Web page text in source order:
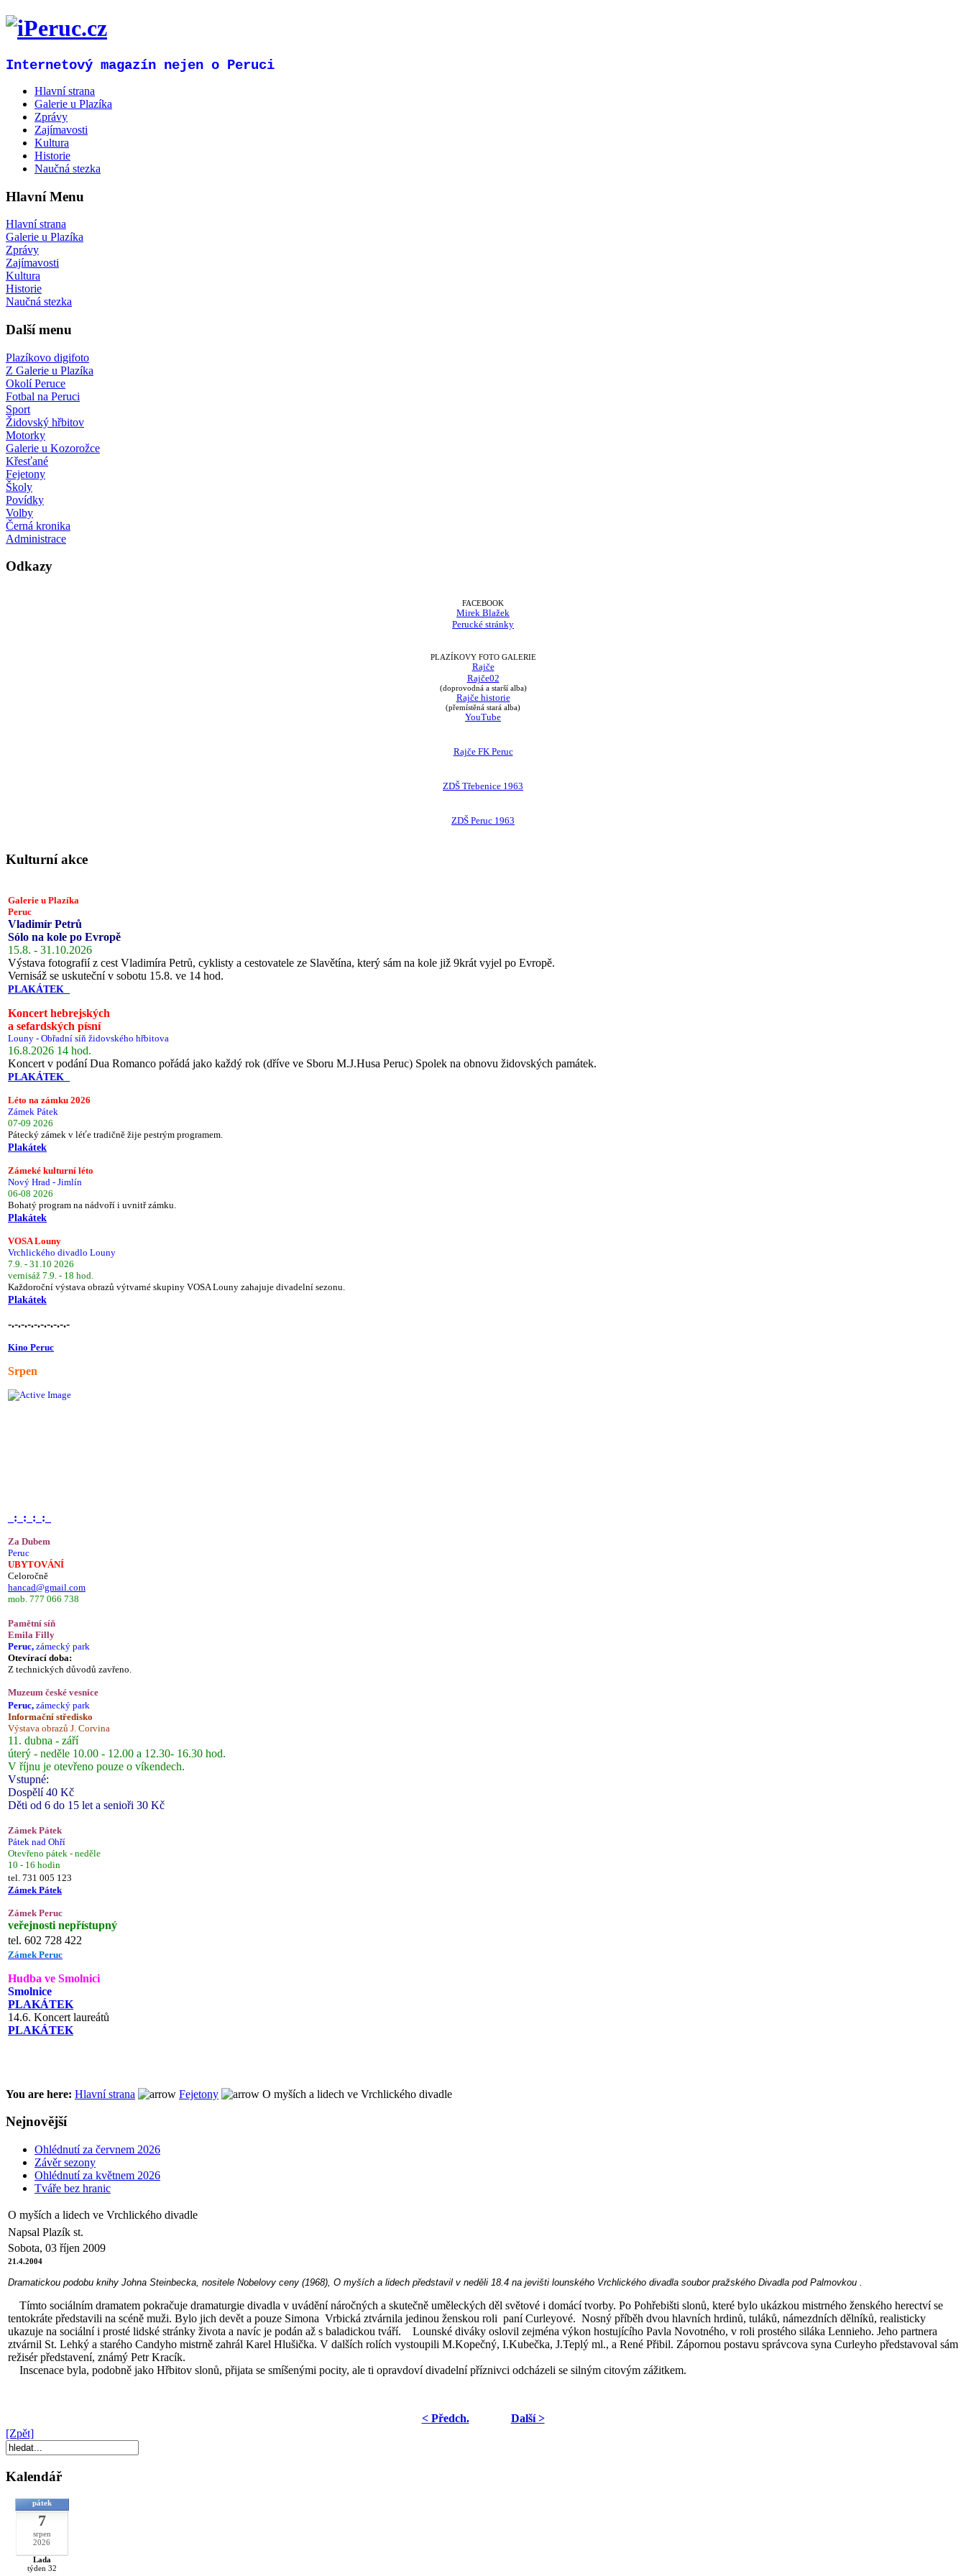
Internetový magazín nejen o Peruci
Hlavní strana
Galerie u Plazíka
Zprávy
Zajímavosti
Kultura
Historie
Naučná stezka
Hlavní Menu
Hlavní strana
Galerie u Plazíka
Zprávy
Zajímavosti
Kultura
Historie
Naučná stezka
Další menu
Plazíkovo digifoto
Z Galerie u Plazíka
Okolí Peruce
Fotbal na Peruci
Sport
Židovský hřbitov
Motorky
Galerie u Kozorožce
Křesťané
Fejetony
Školy
Povídky
Volby
Černá kronika
Administrace
Odkazy
FACEBOOK
Mirek Blažek
Perucké stránky
PLAZÍKOVY FOTO GALERIE
Rajče
Rajče02
(doprovodná a starší alba)
Rajče historie
(přemístěná stará alba)
YouTube
Rajče FK Peruc
ZDŠ Třebenice 1963
ZDŠ Peruc 1963
Kulturní akce
Galerie u Plazíka
Peruc
Vladimír Petrů
Sólo na kole po Evropě
15.8. - 31.10.2026
Výstava fotografií z cest Vladimíra Petrů, cyklisty a cestovatele ze Slavětína, který sám na kole již 9krát vyjel po Evropě.
Vernisáž se uskuteční v sobotu 15.8. ve 14 hod.
PLAKÁTEK
Koncert hebrejských
a sefardských písní
Louny - Obřadní síň židovského hřbitova
16.8.2026 14 hod.
Koncert v podání Dua Romanco pořádá jako každý rok (dříve ve Sboru M.J.Husa Peruc) Spolek na obnovu židovských památek.
PLAKÁTEK
Léto na zámku 2026
Zámek Pátek
07-09 2026
Pátecký zámek v léťe tradičně žije pestrým programem.
Plakátek
Zámeké kulturní léto
Nový Hrad - Jimlín
06-08 2026
Bohatý program na nádvoří i uvnitř zámku.
Plakátek
VOSA Louny
Vrchlického divadlo Louny
7.9. - 31.10 2026
vernisáž 7.9. - 18 hod.
Každoroční výstava obrazů výtvarné skupiny VOSA Louny zahajuje divadelní sezonu.
Plakátek
-.-.-.-.-.-.-.-.-.-
Kino Peruc
Srpen
_:_:_:_:_
Za Dubem
Peruc
UBYTOVÁNÍ
Celoročně
hancad@gmail.com
mob. 777 066 738
Pamětní síň
Emila Filly
Peruc, zámecký park
Otevírací doba:
Z technických důvodů zavřeno.
Muzeum české vesnice
Peruc, zámecký park
Informační středisko
Výstava obrazů J. Corvina
11. dubna - září
úterý - neděle 10.00 - 12.00 a 12.30- 16.30 hod.
V říjnu je otevřeno pouze o víkendech.
Vstupné:
Dospělí 40 Kč
Děti od 6 do 15 let a senioři 30 Kč
Zámek Pátek
Pátek nad Ohří
Otevřeno pátek - neděle
10 - 16 hodin
tel. 731 005 123
Zámek Pátek
Zámek Peruc
veřejnosti nepřístupný
tel. 602 728 422
Zámek Peruc
Hudba ve Smolnici
Smolnice
PLAKÁTEK
14.6. Koncert laureátů
PLAKÁTEK
You are here: Hlavní strana Fejetony O myších a lidech ve Vrchlického divadle
Nejnovější
Ohlédnutí za červnem 2026
Závěr sezony
Ohlédnutí za květnem 2026
Tváře bez hranic
O myších a lidech ve Vrchlického divadle
Napsal Plazík st.
Sobota, 03 říjen 2009
21.4.2004
Dramatickou podobu knihy Johna Steinbecka, nositele Nobelovy ceny (1968), O myších a lidech představil v neděli 18.4 na jevišti lounského Vrchlického divadla soubor pražského Divadla pod Palmovkou .
Tímto sociálním dramatem pokračuje dramaturgie divadla v uvádění náročných a skutečně uměleckých děl světové i domácí tvorby. Po Pohřebišti slonů, které bylo ukázkou mistrného ženského herectví se
tentokráte představili na scéně muži. Bylo jich devět a pouze Simona Vrbická ztvárnila jedinou ženskou roli paní Curleyové. Nosný příběh dvou hlavních hrdinů, tuláků, námezdních dělníků, realisticky
ukazuje na sociální i prosté lidské stránky života a navíc je podán až s baladickou tváří.
Lounské diváky oslovil zejména výkon hostujícího Pavla Novotného, v roli prostého siláka Lennieho. Jeho partnera
ztvárnil St. Lehký a starého Candyho mistrně zahrál Karel Hlušička. V dalších rolích vystoupili M.Kopečný, I.Kubečka, J.Teplý ml., a René Přibil. Zápornou postavu správcova syna Curleyho představoval sám
režisér představení, známý Petr Kracík.
Inscenace byla, podobně jako Hřbitov slonů, přijata se smíšenými pocity, ale ti opravdoví divadelní příznivci odcházeli se silným citovým zážitkem.
< Předch.
Další >
[Zpět]
Kalendář
pátek
7
srpen
2026
Lada
týden 32